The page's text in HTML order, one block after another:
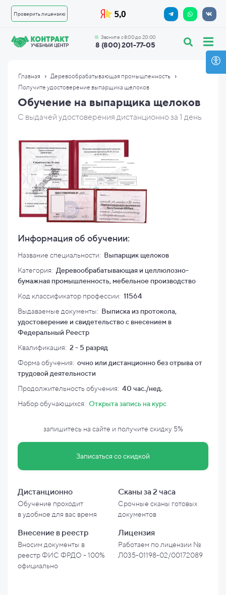
Проверить лицензию
8 (800) 201-77-05
Звоните с 8:00 до 20:00
Главная › Деревообрабатывающая промышленность ›
Получите удостоверение выпарщика щелоков
Обучение на выпарщика щелоков
С выдачей удостоверения дистанционно за 1 день
Информация об обучении:
Название специальности: Выпарщик щелоков
Категория: Деревообрабатывающая и целлюлозно-
бумажная промышленность, мебельное производство
Код классификатор профессии: 11564
Выдаваемые документы: Выписка из протокола,
удостоверение и свидетельство с внесением в
Федеральный Реестр
Квалификация: 2 - 5 разряд
Форма обучения: очно или дистанционно без отрыва от
трудовой деятельности
Продолжительность обучения: 40 час./нед.
Набор обучающихся: Открыта запись на курс
запишитесь на сайте и получите скидку 5%
Записаться со скидкой
Дистанционно
Обучение проходит
вудобное для вас время
Сканы за 2 часа
Срочные сканы готовых
документов
Внесение в реестр
Вносим документы в
реестр ФИС ФРДО - 100%
официально
Лицензия
Работаем по лицензии №
Л035-01198-02/00172089